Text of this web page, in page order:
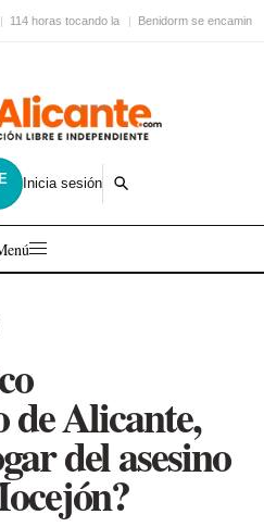
114 horas tocando la Benidorm se encamina
Inicia sesión
Alicante,
del asesino